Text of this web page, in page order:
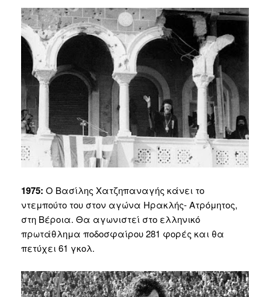
1975: Ο Βασίλης Χατζηπαναγής κάνει το
ντεμπούτο του στον αγώνα Ηρακλής- Ατρόμητος,
στη Βέροια. Θα αγωνιστεί στο ελληνικό
πρωτάθλημα ποδοσφαίρου 281 φορές και θα
πετύχει 61 γκολ.